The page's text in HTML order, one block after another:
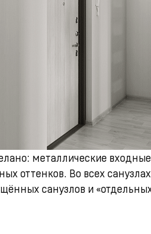
металлические
оттенков. Во всех
санузлов и